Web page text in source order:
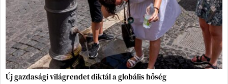
Új gazdasági világrendet diktál a globális hőség